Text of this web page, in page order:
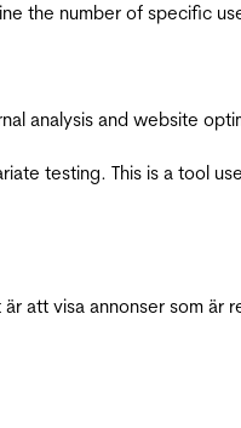
the number of specific
analysis and website
testing. This is a tool
att visa annonser som